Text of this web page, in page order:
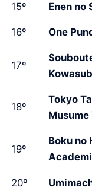
15º Enen no
16º One
17º
18º
Tokyo
19º
Boku no
20º